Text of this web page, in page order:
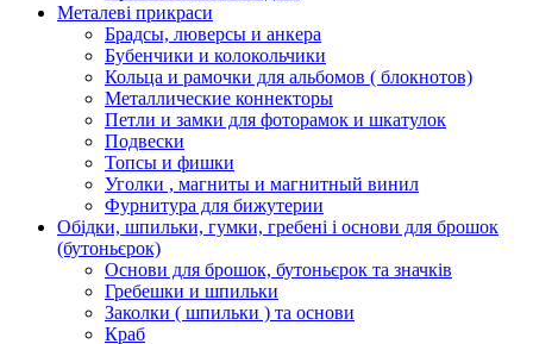
Металеві прикраси
Брадсы, люверсы и анкера
Бубенчики и колокольчики
Кольца и рамочки для альбомов ( блокнотов)
Металлические коннекторы
Петли и замки для фоторамок и шкатулок
Подвески
Топсы и фишки
Уголки , магниты и магнитный винил
Фурнитура для бижутерии
Обідки, шпильки, гумки, гребені і основи для брошок
(бутоньєрок)
Основи для брошок, бутоньєрок та значків
Гребешки и шпильки
Заколки ( шпильки ) та основи
Краб